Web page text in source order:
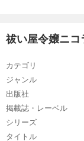
祓い屋令嬢ニ
カテゴリ
ジャンル
出版社
掲載誌・レーベル
シリーズ
タイトル